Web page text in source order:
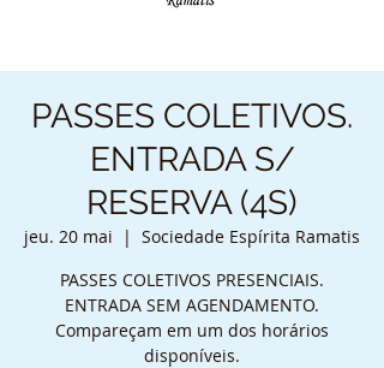
PASSES COLETIVOS.
ENTRADA S/
RESERVA (4S)
jeu. 20 mai
  |
Sociedade Espírita Ramatis
PASSES COLETIVOS PRESENCIAIS.
ENTRADA SEM AGENDAMENTO.
Compareçam em um dos horários
disponíveis.